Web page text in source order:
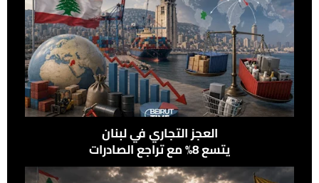
العجز التجاري في لبنان
يتسع 8% مع تراجع الصادرات
وإرتفاع الواردات